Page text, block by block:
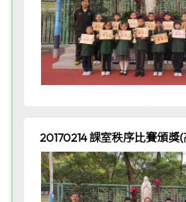
20170214 課室秩序比賽頒獎(
週